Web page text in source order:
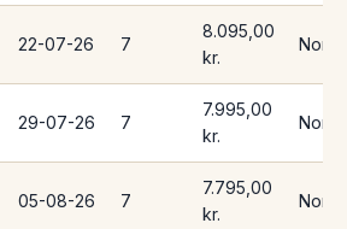
22-07-26 7
8.095,00
kr.
29-07-26 7
7.995,00
kr.
05-08-26 7
7.795,00
kr.